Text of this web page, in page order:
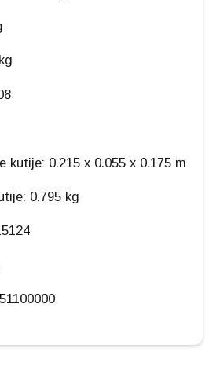
kutije: 0.215 x 0.055 x 0.175 m
0.795 kg